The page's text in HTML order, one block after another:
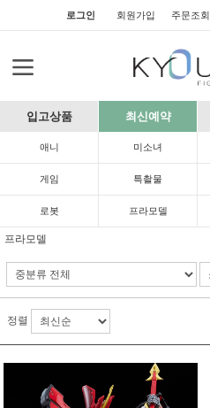
로그인 회원가입 주문조회
입고상품 최신예약
애니 미소녀
게임 특촬물
로봇 프라모델
프라모델
정렬